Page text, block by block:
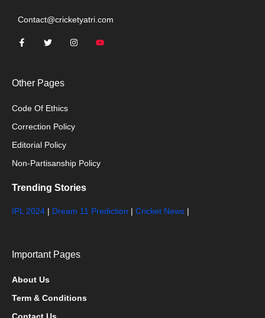
Contact@cricketyatri.com
Other Pages
Code Of Ethics
Correction Policy
Editorial Policy
Non-Partisanship Policy
Trending Stories
IPL 2024 | Dream 11 Prediction | Cricket News |
Important Pages
About Us
Term & Conditions
Contact Us